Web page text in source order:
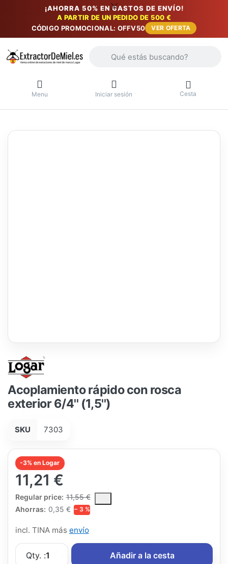
¡AHORRA 50% EN GASTOS DE ENVÍO!
A PARTIR DE UN PEDIDO DE 500 €
CÓDIGO PROMOCIONAL: OFFV50
VER OFERTA
Menu Iniciar sesión Cesta
Acoplamiento rápido con rosca
exterior 6/4'' (1,5'')
SKU 7303
-3% en Logar
11,21 €
Regular price: 11,55 €
The Regular Price is the median selling price paid by
Ahorras: 0,35 € − 3 %
incl. TINA más envío
Qty. :1 Añadir a la cesta